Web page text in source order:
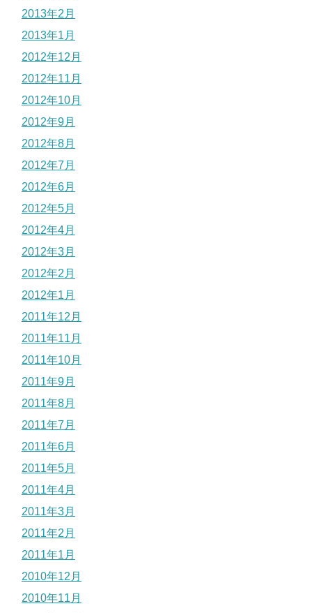
2013年2月
2013年1月
2012年12月
2012年11月
2012年10月
2012年9月
2012年8月
2012年7月
2012年6月
2012年5月
2012年4月
2012年3月
2012年2月
2012年1月
2011年12月
2011年11月
2011年10月
2011年9月
2011年8月
2011年7月
2011年6月
2011年5月
2011年4月
2011年3月
2011年2月
2011年1月
2010年12月
2010年11月